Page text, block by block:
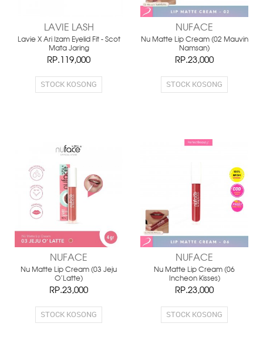
LAVIE LASH
Lavie X Ari Izam Eyelid Fit - Scot
Mata Jaring
RP.119,000
STOCK KOSONG
NUFACE
Nu Matte Lip Cream (02 Mauvin
Namsan)
RP.23,000
STOCK KOSONG
NUFACE
Nu Matte Lip Cream (03 Jeju
O'Latte)
RP.23,000
STOCK KOSONG
NUFACE
Nu Matte Lip Cream (06
Incheon Kisses)
RP.23,000
STOCK KOSONG